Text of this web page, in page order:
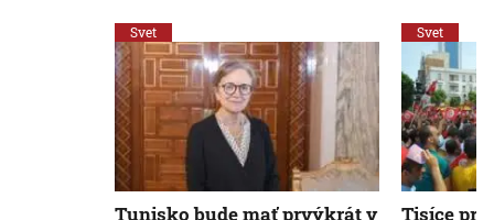
Svet
Tunisko bude mať prvýkrát v
Svet
Tisíce